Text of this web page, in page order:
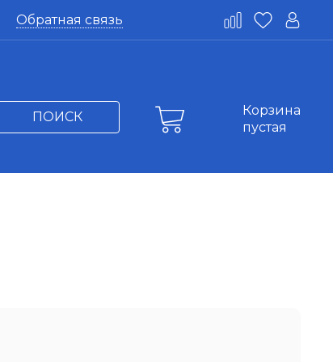
Обратная связь
ПОИСК
Корзина
пустая